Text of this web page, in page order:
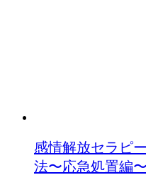
感情解放セラピ
法〜応急処置編〜